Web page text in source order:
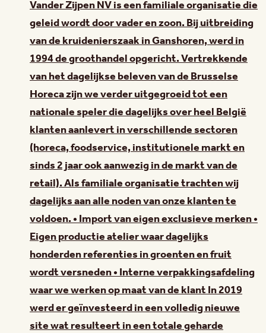
Vander Zijpen NV is een familiale organisatie die
geleid wordt door vader en zoon. Bij uitbreiding
van de kruidenierszaak in Ganshoren, werd in
1994 de groothandel opgericht. Vertrekkende
van het dagelijkse beleven van de Brusselse
Horeca zijn we verder uitgegroeid tot een
nationale speler die dagelijks over heel België
klanten aanlevert in verschillende sectoren
(horeca, foodservice, institutionele markt en
sinds 2 jaar ook aanwezig in de markt van de
retail). Als familiale organisatie trachten wij
dagelijks aan alle noden van onze klanten te
voldoen. • Import van eigen exclusieve merken •
Eigen productie atelier waar dagelijks
honderden referenties in groenten en fruit
wordt versneden • Interne verpakkingsafdeling
waar we werken op maat van de klant In 2019
werd er geïnvesteerd in een volledig nieuwe
site wat resulteert in een totale geharde